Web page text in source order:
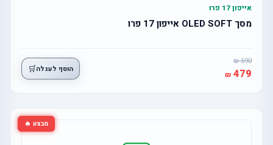
אייפון 17 פרו
מסך OLED SOFT אייפון 17 פרו
590
479 הוסף לעגלה🛒
מבצע 🔥